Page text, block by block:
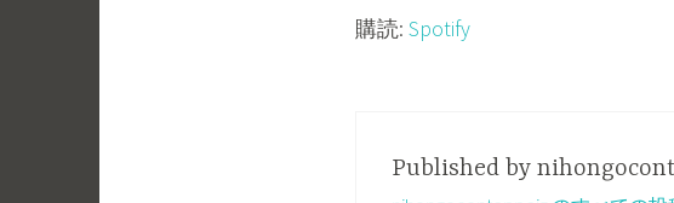
RSS FEED
LINK
購読: Spotify
Published by